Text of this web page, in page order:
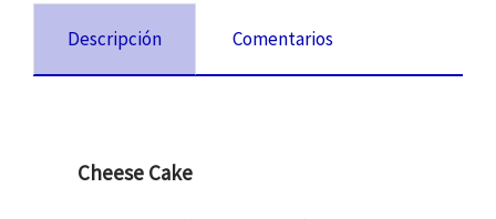
Descripción Comentarios
Cheese Cake